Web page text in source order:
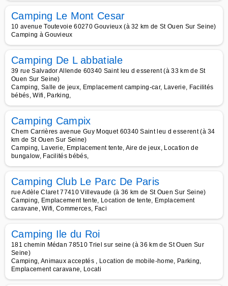
Camping Le Mont Cesar
10 avenue Toutevoie 60270 Gouvieux (à 32 km de St Ouen Sur Seine)
Camping à Gouvieux
Camping De L abbatiale
39 rue Salvador Allende 60340 Saint leu d esserent (à 33 km de St
Ouen Sur Seine)
Camping, Salle de jeux, Emplacement camping-car, Laverie, Facilités
bébés, Wifi, Parking,
Camping Campix
Chem Carrières avenue Guy Moquet 60340 Saint leu d esserent (à 34
km de St Ouen Sur Seine)
Camping, Laverie, Emplacement tente, Aire de jeux, Location de
bungalow, Facilités bébés,
Camping Club Le Parc De Paris
rue Adèle Claret 77410 Villevaude (à 36 km de St Ouen Sur Seine)
Camping, Emplacement tente, Location de tente, Emplacement
caravane, Wifi, Commerces, Faci
Camping Ile du Roi
181 chemin Médan 78510 Triel sur seine (à 36 km de St Ouen Sur
Seine)
Camping, Animaux acceptés , Location de mobile-home, Parking,
Emplacement caravane, Locati